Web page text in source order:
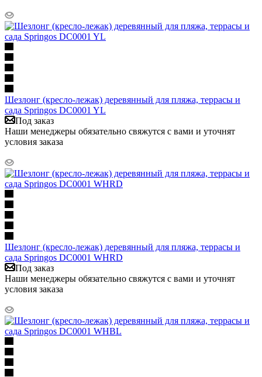
Шезлонг (кресло-лежак) деревянный для пляжа, террасы и
сада Springos DC0001 YL
Под заказ
Наши менеджеры обязательно свяжутся с вами и уточнят
условия заказа
Шезлонг (кресло-лежак) деревянный для пляжа, террасы и
сада Springos DC0001 WHRD
Под заказ
Наши менеджеры обязательно свяжутся с вами и уточнят
условия заказа